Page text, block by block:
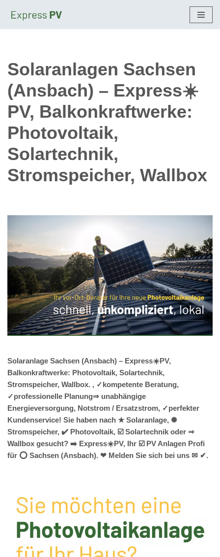
Solaranlagen Sachsen
(Ansbach) – Express☀️
PV, Balkonkraftwerke:
Photovoltaik,
Solartechnik,
Stromspeicher, Wallbox
Solaranlage Sachsen (Ansbach) – Express☀️PV,
Balkonkraftwerke: Photovoltaik, Solartechnik,
Stromspeicher, Wallbox. , ✓kompetente Beratung,
✓professionelle Planung⇒ unabhängige
Energieversorgung, Notstrom / Ersatzstrom, ✓perfekter
Kundenservice! Sie haben nach ★ Solaranlage, ✺
Stromspeicher, ✔️ Photovoltaik, ☑️ Solartechnik oder ⇒
Wallbox gesucht? ➡️ Express☀️PV️, Ihr ☑️ PV Anlagen Profi
für ⭕ Sachsen (Ansbach). ❤ Melden Sie sich bei uns ✉ ✔.